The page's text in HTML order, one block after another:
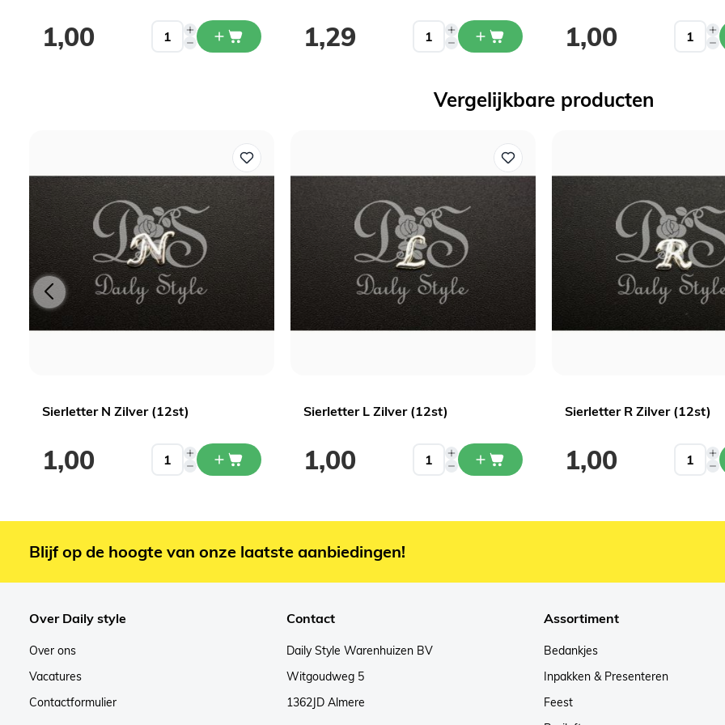
1,00 1,29 1,00
Vergelijkbare producten
Sierletter N Zilver (12st)
1,00
Sierletter L Zilver (12st)
1,00
Sierletter R Zilver (12st)
1,00
Blijf op de hoogte van onze laatste aanbiedingen!
Over Daily style
Over ons
Vacatures
Contactformulier
Contact
Daily Style Warenhuizen BV
Witgoudweg 5
1362JD Almere
Assortiment
Bedankjes
Inpakken & Presenteren
Feest